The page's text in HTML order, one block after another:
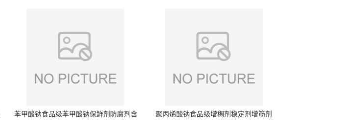
苯甲酸钠食品级苯甲酸钠保鲜剂防腐剂含
聚丙烯酸钠食品级增稠剂稳定剂增筋剂